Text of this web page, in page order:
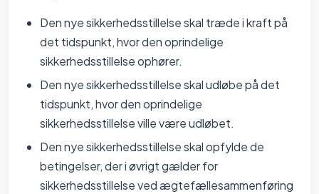
Den nye sikkerhedsstillelse skal træde i kraft på
det tidspunkt, hvor den oprindelige
sikkerhedsstillelse ophører.
Den nye sikkerhedsstillelse skal udløbe på det
tidspunkt, hvor den oprindelige
sikkerhedsstillelse ville være udløbet.
Den nye sikkerhedsstillelse skal opfylde de
betingelser, der i øvrigt gælder for
sikkerhedsstillelse ved ægtefællesammenføring